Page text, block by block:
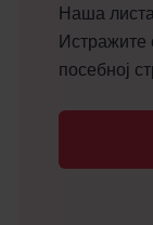
Наша
Истражите
посебној